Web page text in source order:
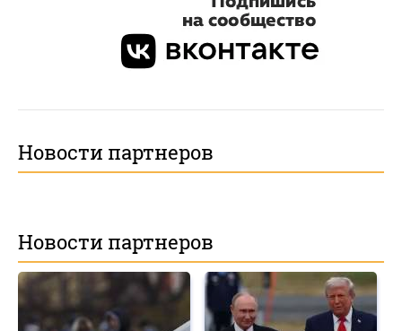
Новости партнеров
Новости партнеров